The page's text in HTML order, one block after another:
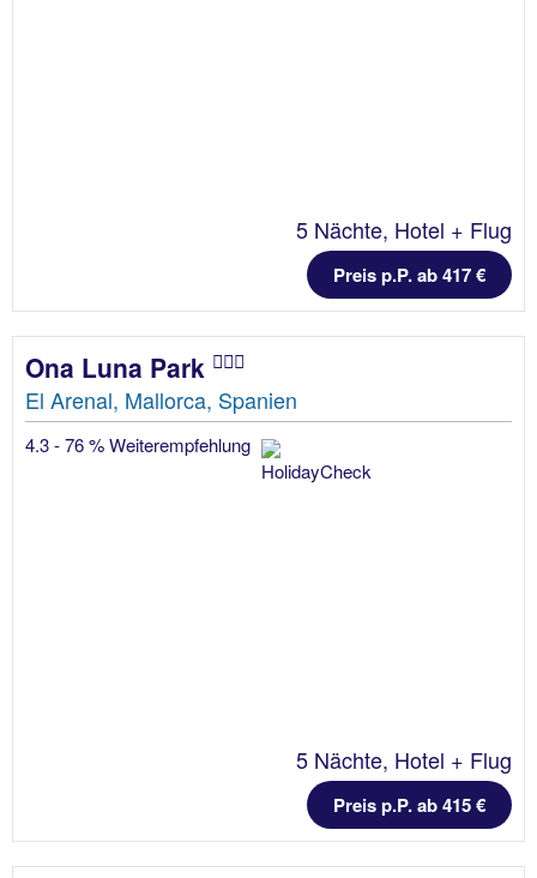
5 Nächte, Hotel + Flug
Preis p.P. ab 417 €
Ona Luna Park
El Arenal, Mallorca, Spanien
4.3 - 76 % Weiterempfehlung
5 Nächte, Hotel + Flug
Preis p.P. ab 415 €